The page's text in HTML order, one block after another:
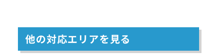
他の対応エリアを見る